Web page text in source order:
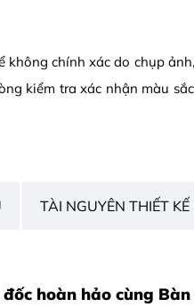
không chính xác do chụp
kiểm tra xác nhận màu
TÀI NGUYÊN THIẾT KẾ
hoàn hảo cùng